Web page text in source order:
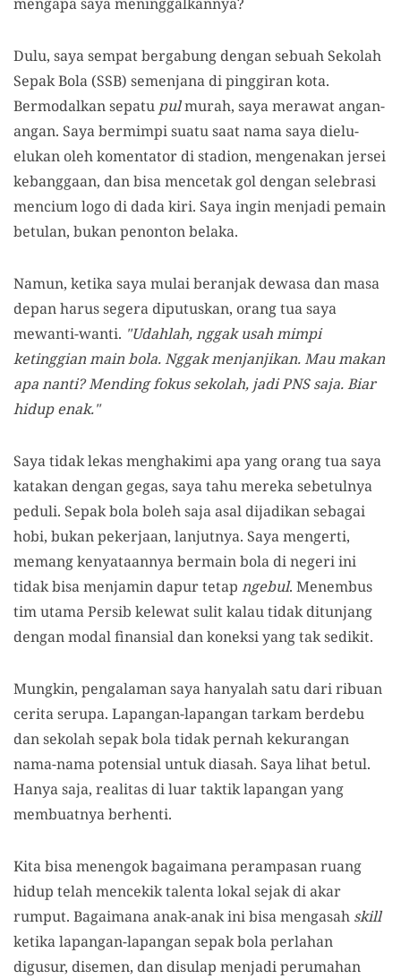
Dulu, saya sempat bergabung dengan sebuah Sekolah
Sepak Bola (SSB) semenjana di pinggiran kota.
Bermodalkan sepatu pulmurah, saya merawat angan-
angan. Saya bermimpi suatu saat nama saya dielu-
elukan oleh komentator di stadion, mengenakan jersei
kebanggaan, dan bisa mencetak gol dengan selebrasi
mencium logo di dada kiri. Saya ingin menjadi pemain
betulan, bukan penonton belaka.
Namun, ketika saya mulai beranjak dewasa dan masa
depan harus segera diputuskan, orang tua saya
mewanti-wanti. "Udahlah, nggak usah mimpi
ketinggian main bola. Nggak menjanjikan. Mau makan
apa nanti? Mending fokus sekolah, jadi PNS saja. Biar
hidup enak."
Saya tidak lekas menghakimi apa yang orang tua saya
katakan dengan gegas, saya tahu mereka sebetulnya
peduli. Sepak bola boleh saja asal dijadikan sebagai
hobi, bukan pekerjaan, lanjutnya. Saya mengerti,
memang kenyataannya bermain bola di negeri ini
tidak bisa menjamin dapur tetap ngebul. Menembus
tim utama Persib kelewat sulit kalau tidak ditunjang
dengan modal finansial dan koneksi yang tak sedikit.
Mungkin, pengalaman saya hanyalah satu dari ribuan
cerita serupa. Lapangan-lapangan tarkam berdebu
dan sekolah sepak bola tidak pernah kekurangan
nama-nama potensial untuk diasah. Saya lihat betul.
Hanya saja, realitas di luar taktik lapangan yang
membuatnya berhenti.
Kita bisa menengok bagaimana perampasan ruang
hidup telah mencekik talenta lokal sejak di akar
rumput. Bagaimana anak-anak ini bisa mengasah skill
ketika lapangan-lapangan sepak bola perlahan
digusur, disemen, dan disulap menjadi perumahan